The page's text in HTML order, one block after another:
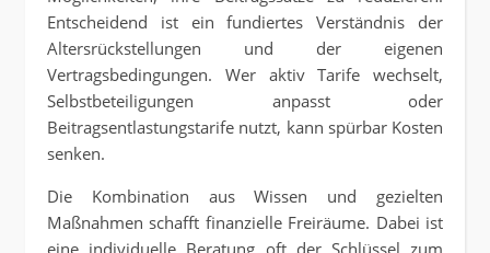
Entscheidend ist ein fundiertes Verständnis der
Altersrückstellungen und der eigenen
Vertragsbedingungen. Wer aktiv Tarife wechselt,
Selbstbeteiligungen anpasst oder
Beitragsentlastungstarife nutzt, kann spürbar Kosten
senken.
Die Kombination aus Wissen und gezielten
Maßnahmen schafft finanzielle Freiräume. Dabei ist
eine individuelle Beratung oft der Schlüssel zum